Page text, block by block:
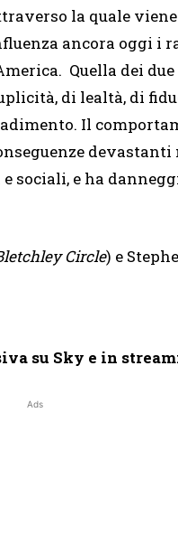
la quale
ancora oggi i
Quella dei
di lealtà, di
Il
sociali, e ha
Circle) e
su Sky e in
Ads